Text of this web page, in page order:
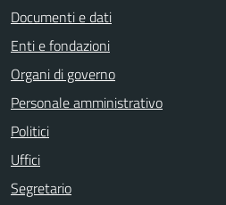
Documenti e dati
Enti e fondazioni
Organi di governo
Personale amministrativo
Politici
Uffici
Segretario